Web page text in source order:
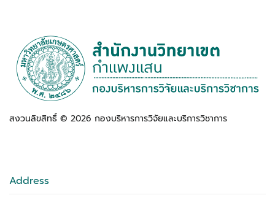
สงวนลิขสิทธิ์ © 2026 กองบริหารการวิจัยและบริการวิชาการ
Address